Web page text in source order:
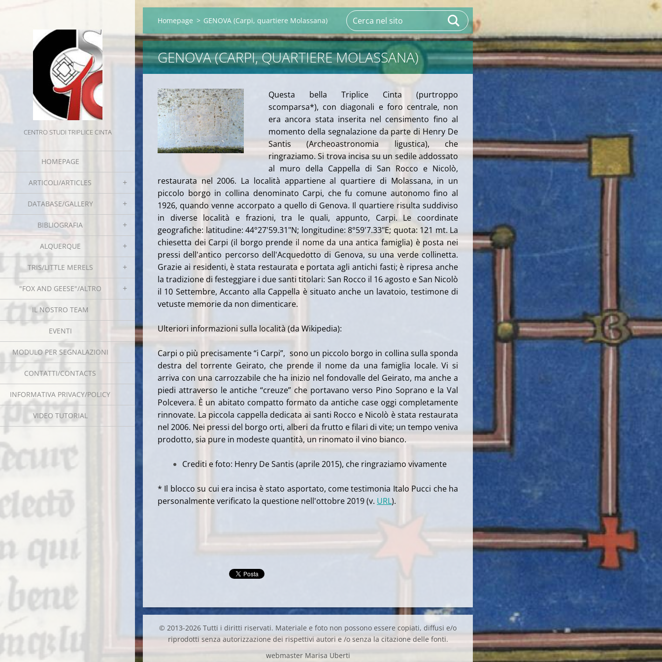
CENTRO STUDI TRIPLICE CINTA
HOMEPAGE
ARTICOLI/ARTICLES
DATABASE/GALLERY
BIBLIOGRAFIA
ALQUERQUE
TRIS/LITTLE MERELS
"FOX AND GEESE"/ALTRO
IL NOSTRO TEAM
EVENTI
MODULO PER SEGNALAZIONI
CONTATTI/CONTACTS
INFORMATIVA PRIVACY/POLICY
VIDEO TUTORIAL
Homepage > GENOVA (Carpi, quartiere Molassana)
GENOVA (CARPI, QUARTIERE MOLASSANA)
Questa bella Triplice Cinta (purtroppo
scomparsa*), con diagonali e foro centrale, non
era ancora stata inserita nel censimento fino al
momento della segnalazione da parte di Henry De
Santis (Archeoastronomia ligustica), che
ringraziamo. Si trova incisa su un sedile addossato
al muro della Cappella di San Rocco e Nicolò,
restaurata nel 2006. La località appartiene al quartiere di Molassana, in un
piccolo borgo in collina denominato Carpi, che fu comune autonomo fino al
1926, quando venne accorpato a quello di Genova. Il quartiere risulta suddiviso
in diverse località e frazioni, tra le quali, appunto, Carpi. Le coordinate
geografiche: latitudine: 44°27'59.31"N; longitudine: 8°59'7.33"E; quota: 121 mt. La
chiesetta dei Carpi (il borgo prende il nome da una antica famiglia) è posta nei
pressi dell'antico percorso dell'Acquedotto di Genova, su una verde collinetta.
Grazie ai residenti, è stata restaurata e portata agli antichi fasti; è ripresa anche
la tradizione di festeggiare i due santi titolari: San Rocco il 16 agosto e San Nicolò
il 10 Settembre, Accanto alla Cappella è situato anche un lavatoio, testimone di
vetuste memorie da non dimenticare.
Ulteriori informazioni sulla località (da Wikipedia):
Carpi o più precisamente “i Carpi”, sono un piccolo borgo in collina sulla sponda
destra del torrente Geirato, che prende il nome da una famiglia locale. Vi si
arriva con una carrozzabile che ha inizio nel fondovalle del Geirato, ma anche a
piedi attraverso le antiche “creuze” che portavano verso Pino Soprano e la Val
Polcevera. È un abitato compatto formato da antiche case oggi completamente
rinnovate. La piccola cappella dedicata ai santi Rocco e Nicolò è stata restaurata
nel 2006. Nei pressi del borgo orti, alberi da frutto e filari di vite; un tempo veniva
prodotto, sia pure in modeste quantità, un rinomato il vino bianco.
Crediti e foto: Henry De Santis (aprile 2015), che ringraziamo vivamente
* Il blocco su cui era incisa è stato asportato, come testimonia Italo Pucci che ha
personalmente verificato la questione nell'ottobre 2019 (v. URL).
© 2013-2026 Tutti i diritti riservati. Materiale e foto non possono essere copiati, diffusi e/o
riprodotti senza autorizzazione dei rispettivi autori e /o senza la citazione delle fonti.
webmaster Marisa Uberti